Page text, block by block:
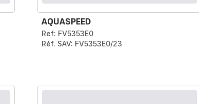
AQUASPEED
Ref: FV5353E0
Réf. SAV: FV5353E0/23